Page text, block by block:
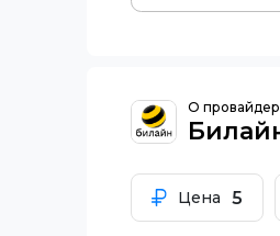
О
Цена 5